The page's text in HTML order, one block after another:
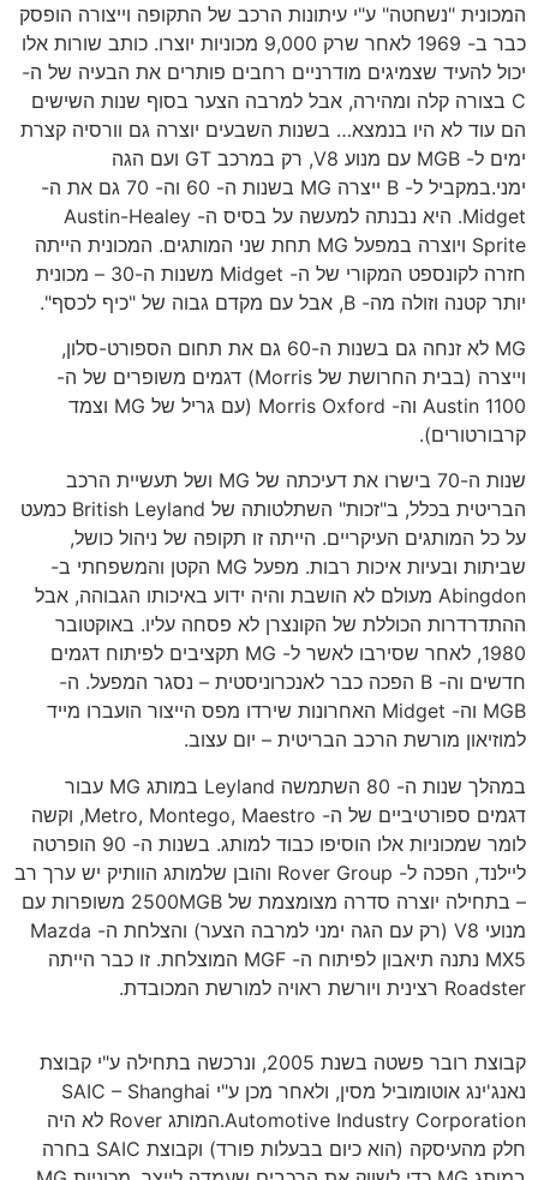
המכונית "נשחטה" ע"י עיתונות הרכב של התקופה וייצורה הופסק
כבר ב- 1969 לאחר שרק 9,000 מכוניות יוצרו. כותב שורות אלו
יכול להעיד שצמיגים מודרניים רחבים פותרים את הבעיה של ה-
C בצורה קלה ומהירה, אבל למרבה הצער בסוף שנות השישים
הם עוד לא היו בנמצא… בשנות השבעים יוצרה גם וורסיה קצרת
ימים ל- MGB עם מנוע V8, רק במרכב GT ועם הגה
ימני.במקביל ל- B ייצרה MG בשנות ה- 60 וה- 70 גם את ה-
Midget. היא נבנתה למעשה על בסיס ה- Austin-Healey
Sprite ויוצרה במפעל MG תחת שני המותגים. המכונית הייתה
חזרה לקונספט המקורי של ה- Midget משנות ה-30 – מכונית
יותר קטנה וזולה מה- B, אבל עם מקדם גבוה של "כיף לכסף".
MG לא זנחה גם בשנות ה-60 גם את תחום הספורט-סלון,
וייצרה (בבית החרושת של Morris) דגמים משופרים של ה-
Austin 1100 וה- Morris Oxford (עם גריל של MG וצמד
קרבורטורים).
שנות ה-70 בישרו את דעיכתה של MG ושל תעשיית הרכב
הבריטית בכלל, ב"זכות" השתלטותה של British Leyland כמעט
על כל המותגים העיקריים. הייתה זו תקופה של ניהול כושל,
שביתות ובעיות איכות רבות. מפעל MG הקטן והמשפחתי ב-
Abingdon מעולם לא הושבת והיה ידוע באיכותו הגבוהה, אבל
ההתדרדרות הכוללת של הקונצרן לא פסחה עליו. באוקטובר
1980, לאחר שסירבו לאשר ל- MG תקציבים לפיתוח דגמים
חדשים וה- B הפכה כבר לאנכרוניסטית – נסגר המפעל. ה-
MGB וה- Midget האחרונות שירדו מפס הייצור הועברו מייד
למוזיאון מורשת הרכב הבריטית – יום עצוב.
במהלך שנות ה- 80 השתמשה Leyland במותג MG עבור
דגמים ספורטיביים של ה- Metro, Montego, Maestro, וקשה
לומר שמכוניות אלו הוסיפו כבוד למותג. בשנות ה- 90 הופרטה
ליילנד, הפכה ל- Rover Group והובן שלמותג הוותיק יש ערך רב
– בתחילה יוצרה סדרה מצומצמת של 2500MGB משופרות עם
מנועי V8 (רק עם הגה ימני למרבה הצער) והצלחת ה- Mazda
MX5 נתנה תיאבון לפיתוח ה- MGF המוצלחת. זו כבר הייתה
Roadster רצינית ויורשת ראויה למורשת המכובדת.
קבוצת רובר פשטה בשנת 2005, ונרכשה בתחילה ע"י קבוצת
נאנג'ינג אוטומוביל מסין, ולאחר מכן ע"י SAIC – Shanghai
Automotive Industry Corporation.המותג Rover לא היה
חלק מהעיסקה (הוא כיום בבעלות פורד) וקבוצת SAIC בחרה